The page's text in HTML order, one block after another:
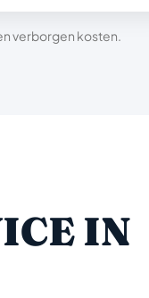
verborgen kosten.
IN